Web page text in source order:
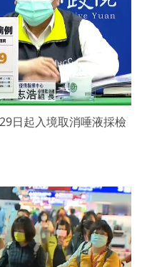
日起入境取消唾液採檢